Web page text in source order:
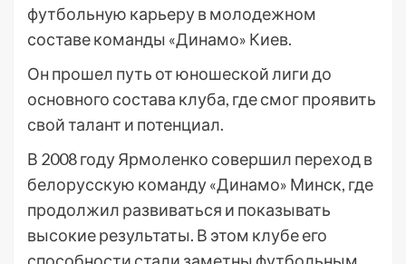
футбольную карьеру в молодежном
составе команды «Динамо» Киев.
Он прошел путь от юношеской лиги до
основного состава клуба, где смог проявить
свой талант и потенциал.
В 2008 году Ярмоленко совершил переход в
белорусскую команду «Динамо» Минск, где
продолжил развиваться и показывать
высокие результаты. В этом клубе его